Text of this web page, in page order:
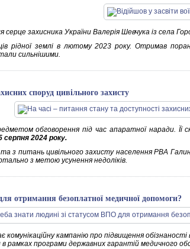
захисника України Валерія Шевчука із села
рідної землі в лютому 2023 року. Отримав
сильнішими.
споруд цивільного захисту
обговорення під час апаратної наради. Її
серпня 2024 року.
та з питань цивільного захисту населення РВА
з метою усунення недоліків.
отримання безоплатної медичної допомоги?
комунікаційну кампанію про підвищення
рамках програми державних гарантій медичного